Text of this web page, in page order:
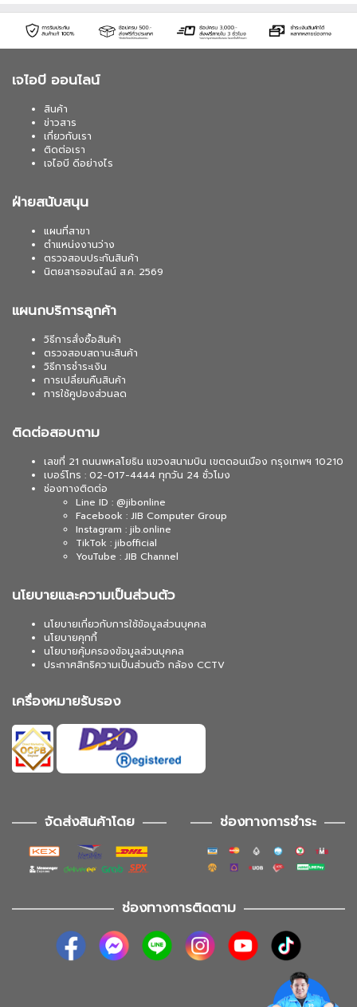
เจไอบี ออนไลน์
สินค้า
ข่าวสาร
เกี่ยวกับเรา
ติดต่อเรา
เจไอบี ดีอย่างไร
ฝ่ายสนับสนุน
แผนที่สาขา
ตำแหน่งงานว่าง
ตรวจสอบประกันสินค้า
นิตยสารออนไลน์ ส.ค. 2569
แผนกบริการลูกค้า
วิธีการสั่งซื้อสินค้า
ตรวจสอบสถานะสินค้า
วิธีการชำระเงิน
การเปลี่ยนคืนสินค้า
การใช้คูปองส่วนลด
ติดต่อสอบถาม
เลขที่ 21 ถนนพหลโยธิน แขวงสนามบิน เขตดอนเมือง กรุงเทพฯ 10210
เบอร์โทร : 02-017-4444 ทุกวัน 24 ชั่วโมง
ช่องทางติดต่อ
Line ID : @jibonline
Facebook : JIB Computer Group
Instagram : jib.online
TikTok : jibofficial
YouTube : JIB Channel
นโยบายและความเป็นส่วนตัว
นโยบายเกี่ยวกับการใช้ข้อมูลส่วนบุคคล
นโยบายคุกกี้
นโยบายคุ้มครองข้อมูลส่วนบุคคล
ประกาศสิทธิความเป็นส่วนตัว กล้อง CCTV
เครื่องหมายรับรอง
จัดส่งสินค้าโดย ช่องทางการชำระ
ช่องทางการติดตาม